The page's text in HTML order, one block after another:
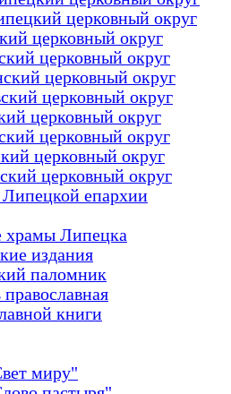
церковный округ
церковный округ
церковный округ
церковный округ
церковный округ
церковный округ
церковный округ
церковный округ
церковный округ
епархии
храмы Липецка
издания
паломник
книги
миру"